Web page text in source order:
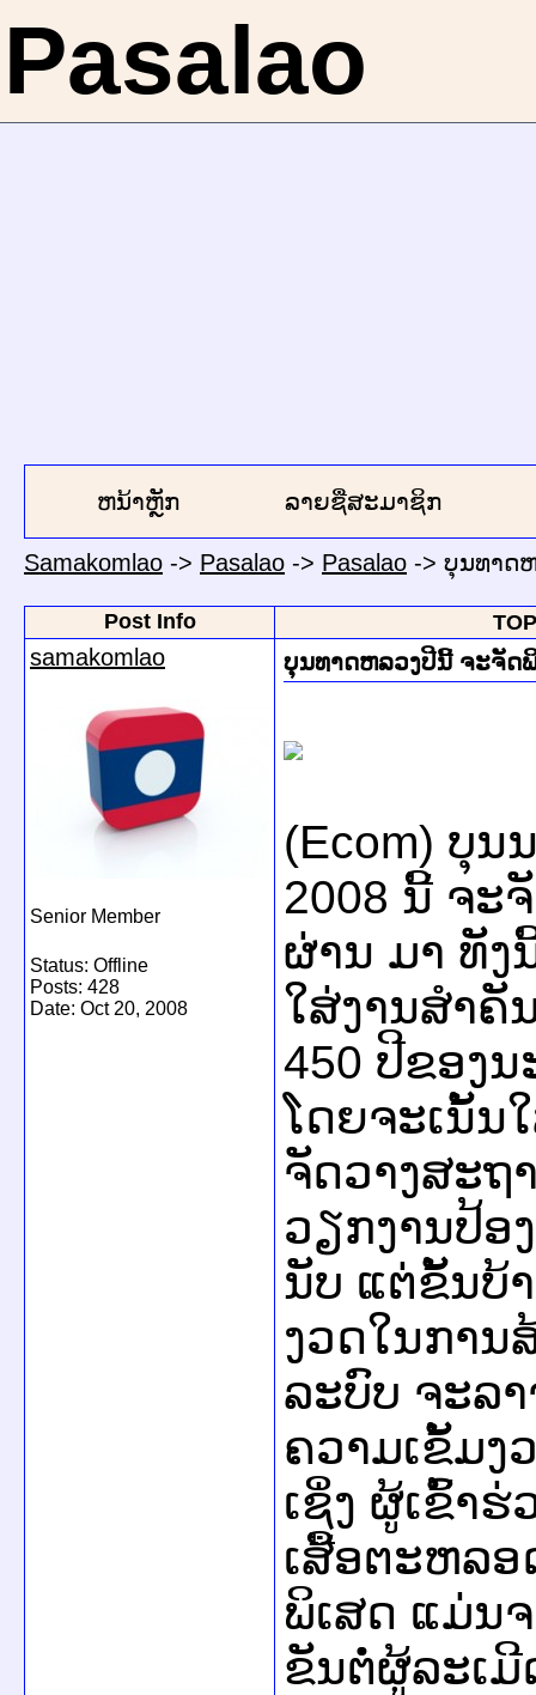
Pasalao
ຫນ້າຫຼັກ ລາຍຊື່ສະມາຊິກ
Samakomlao -> Pasalao -> Pasalao -> ບຸນທາດ
Post Info
samakomlao
Senior Member
Status: Offline
Posts: 428
Date: Oct 20, 2008
ບຸນທາດຫລວງປີນີ້ ຈະຈັດ
(Ecom) ບຸ
2008 ນີ້ ຈະ
ຜ່ານ ມາ ທັງ
ໃສ່ງານສຳຄັ
450 ປີຂອງ
ໂດຍຈະເນັ້ນ
ຈັດວາງສະຖ
ວຽກງານປ້ອ
ນັບ ແຕ່ຂັ້ນບ້
ງວດໃນການ
ລະບົບ ຈະລ
ຄວາມເຂັ້ມງ
ເຊິ່ງ ຜູ້ເຂົ້າ
ເສື້ອຕະຫລ
ພິເສດ ແມ່ນ
ຂັນຕໍ່ຜູ້ລະເ